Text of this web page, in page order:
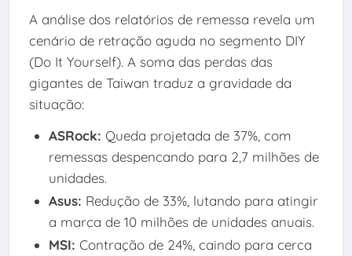
A análise dos relatórios de remessa revela um
cenário de retração aguda no segmento DIY
(Do It Yourself). A soma das perdas das
gigantes de Taiwan traduz a gravidade da
situação:
ASRock: Queda projetada de 37%, com
remessas despencando para 2,7 milhões de
unidades.
Asus: Redução de 33%, lutando para atingir
a marca de 10 milhões de unidades anuais.
MSI: Contração de 24%, caindo para cerca